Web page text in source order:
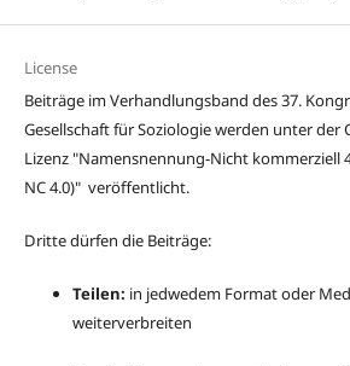
License
Beiträge im Verhandlungsband des 37.
Gesellschaft für Soziologie werden unter der
Lizenz "Namensnennung-Nicht kommerziell
NC 4.0)" veröffentlicht.
Dritte dürfen die Beiträge:
Teilen: in jedwedem Format oder
weiterverbreiten